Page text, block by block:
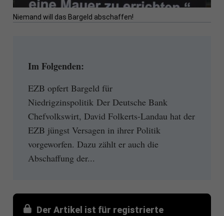
Niemand will das Bargeld abschaffen!
Im Folgenden:
EZB opfert Bargeld für
Niedrigzinspolitik Der Deutsche Bank
Chefvolkswirt, David Folkerts-Landau hat der
EZB jüngst Versagen in ihrer Politik
vorgeworfen. Dazu zählt er auch die
Abschaffung der...
Der Artikel ist für registrierte